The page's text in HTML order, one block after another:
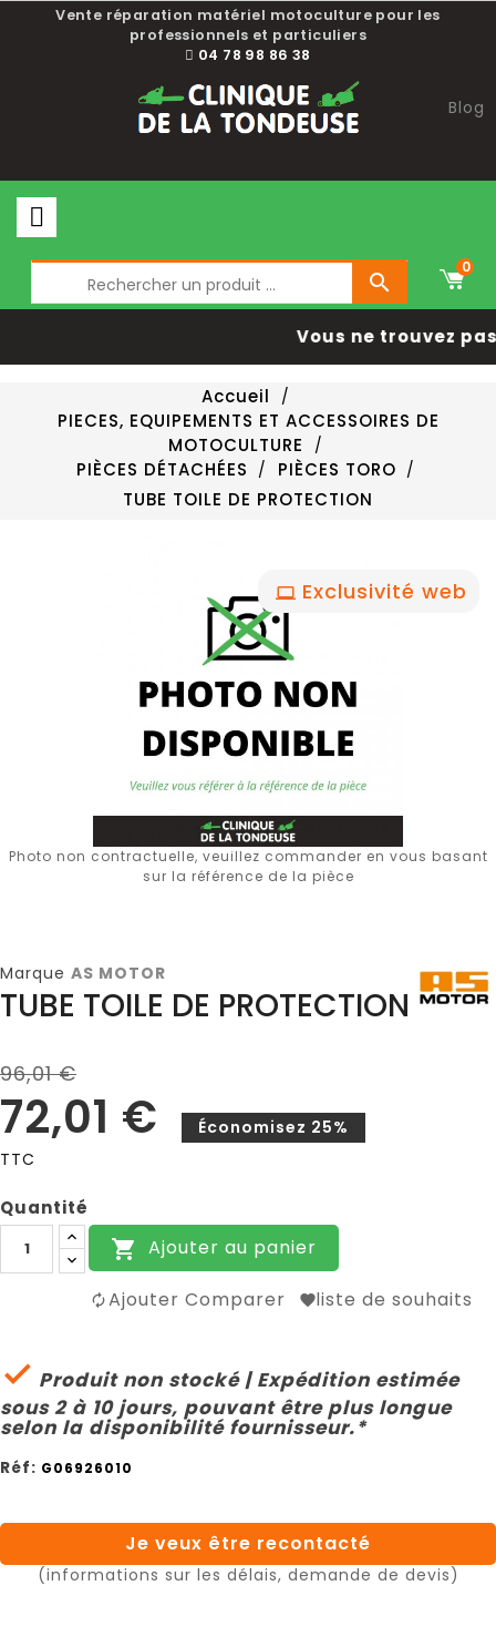
Vente réparation matériel motoculture pour les
professionnels et particuliers
04 78 98 86 38
Blog

0
Vous ne trouvez
Accueil
PIECES, EQUIPEMENTS ET ACCESSOIRES DE
MOTOCULTURE
PIÈCES DÉTACHÉES
PIÈCES TORO
TUBE TOILE DE PROTECTION
Exclusivité web
Photo non contractuelle, veuillez commander en vous basant
sur la référence de la pièce
Marque AS MOTOR
TUBE TOILE DE PROTECTION
96,01 €
72,01 €
Économisez 25%
TTC
Quantité
 Ajouter au panier
Ajouter Comparer liste de souhaits
 Produit non stocké | Expédition estimée
sous 2 à 10 jours, pouvant être plus longue
selon la disponibilité fournisseur.*
Réf: G06926010
Je veux être recontacté
(informations sur les délais, demande de devis)